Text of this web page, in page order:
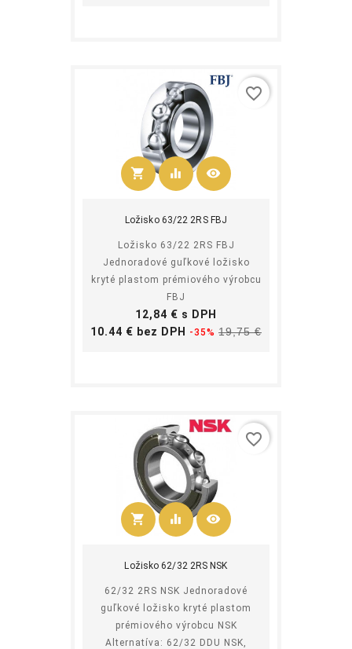
shopping_cart
Kúpiť
equalizer visibility
Ložisko 63/22 2RS FBJ
Ložisko 63/22 2RS FBJ
Jednoradové guľkové ložisko
kryté plastom prémiového výrobcu
FBJ
Cena
12,84 € s DPH
10.44 € bez DPH Základná
-35% 19,75 €Cena
favorite_border
shopping_cart
Kúpiť
equalizer visibility
Ložisko 62/32 2RS NSK
62/32 2RS NSK Jednoradové
guľkové ložisko kryté plastom
prémiového výrobcu NSK
Alternatíva: 62/32 DDU NSK,
favorite_border